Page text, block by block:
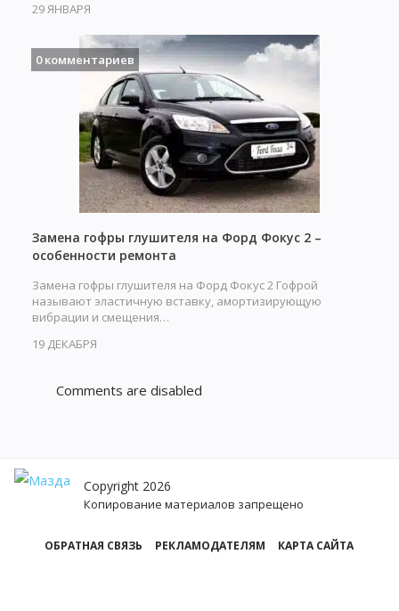
29 ЯНВАРЯ
0 комментариев
Замена гофры глушителя на Форд Фокус 2 –
особенности ремонта
Замена гофры глушителя на Форд Фокус 2 Гофрой
называют эластичную вставку, амортизирующую
вибрации и смещения…
19 ДЕКАБРЯ
Comments are disabled
Copyright 2026
Копирование материалов запрещено
ОБРАТНАЯ СВЯЗЬ РЕКЛАМОДАТЕЛЯМ КАРТА САЙТА